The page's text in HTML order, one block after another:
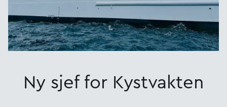
Ny sjef for Kystvakten